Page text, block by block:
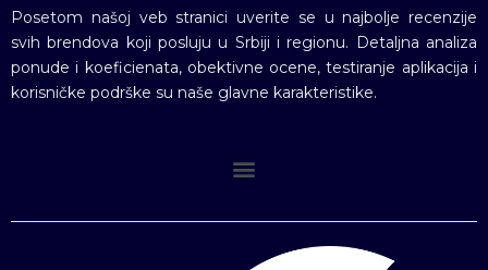
Posetom našoj veb stranici uverite se u najbolje recenzije
svih brendova koji posluju u Srbiji i regionu. Detaljna analiza
ponude i koeficienata, obektivne ocene, testiranje aplikacija i
korisničke podrške su naše glavne karakteristike.